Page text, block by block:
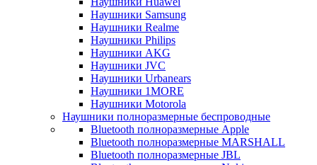
Наушники Samsung
Наушники Realme
Наушники Philips
Наушники AKG
Наушники JVC
Наушники Urbanears
Наушники 1MORE
Наушники Motorola
Наушники полноразмерные беспроводные
Bluetooth полноразмерные Apple
Bluetooth полноразмерные MARSHALL
Bluetooth полноразмерные JBL